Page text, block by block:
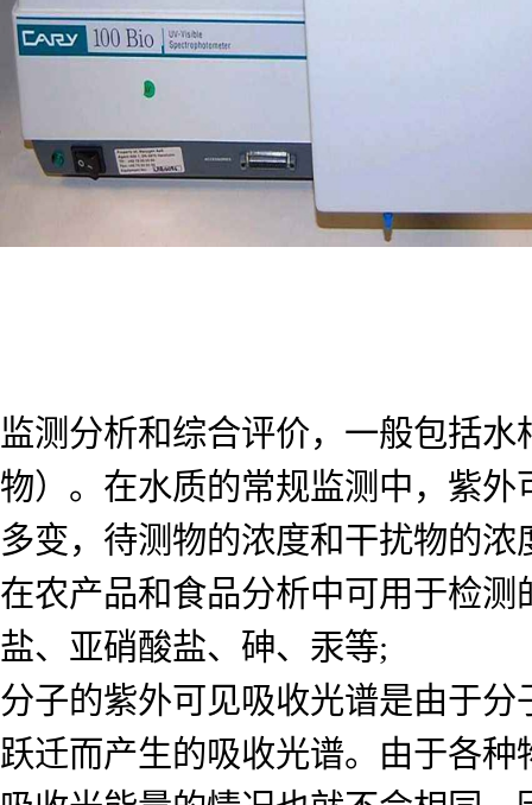
监测分析和综合评价，一般包括
物）。在水质的常规监测中，紫
多变，待测物的浓度和干扰物的
在农产品和食品分析中可用于检
盐、亚硝酸盐、砷、汞等;
分子的紫外可见吸收光谱是由于
跃迁而产生的吸收光谱。由于各